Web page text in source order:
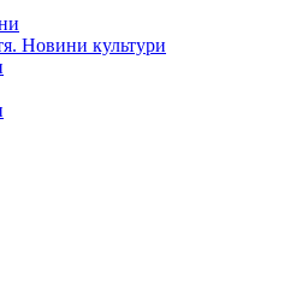
Новини культури